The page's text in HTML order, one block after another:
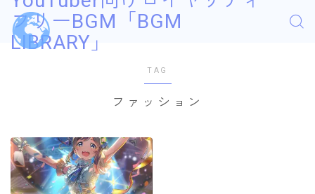
フリーBGM「BGM
LIBRARY」
TAG
ファッション